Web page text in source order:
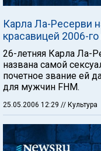
Карла Ла-Ресерви
красавицей 2006-го
26-летняя Карла Ла-
названа самой
почетное звание ей
для мужчин FHM.
25.05.2006 12:29 // Культура